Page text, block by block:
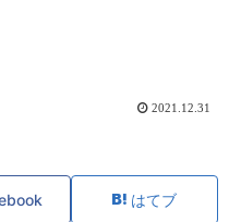
2021.12.31
はてブ